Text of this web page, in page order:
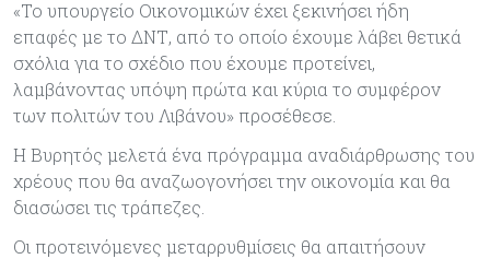
«Το υπουργείο Οικονομικών έχει ξεκινήσει ήδη
επαφές με το ΔΝΤ, από το οποίο έχουμε λάβει θετικά
σχόλια για το σχέδιο που έχουμε προτείνει,
λαμβάνοντας υπόψη πρώτα και κύρια το συμφέρον
των πολιτών του Λιβάνου» προσέθεσε.
Η Βυρητός μελετά ένα πρόγραμμα αναδιάρθρωσης του
χρέους που θα αναζωογονήσει την οικονομία και θα
διασώσει τις τράπεζες.
Οι προτεινόμενες μεταρρυθμίσεις θα απαιτήσουν